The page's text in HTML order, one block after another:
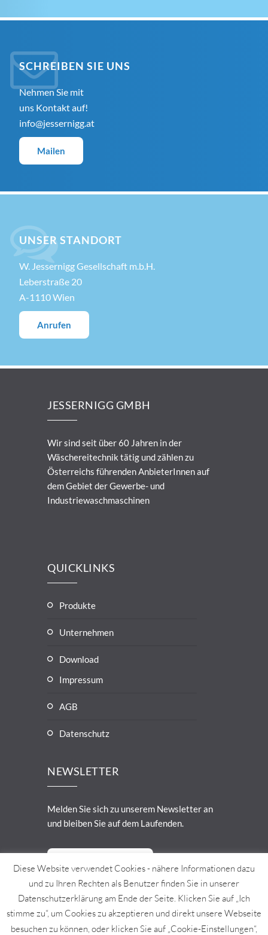
SCHREIBEN SIE UNS
Nehmen Sie mit
uns Kontakt auf!
info@jessernigg.at
Mailen
UNSER STANDORT
W. Jessernigg Gesellschaft m.b.H.
Leberstraße 20
A-1110 Wien
Anrufen
JESSERNIGG GMBH
Wir sind seit über 60 Jahren in der
Wäschereitechnik tätig und zählen zu
Österreichs führenden AnbieterInnen auf
dem Gebiet der Gewerbe- und
Industriewaschmaschinen
QUICKLINKS
Produkte
Unternehmen
Download
Impressum
AGB
Datenschutz
NEWSLETTER
Melden Sie sich zu unserem Newsletter an
und bleiben Sie auf dem Laufenden.
Zur Anmeldung
Diese Website verwendet Cookies - nähere Informationen dazu
und zu Ihren Rechten als Benutzer finden Sie in unserer
Datenschutzerklärung am Ende der Seite. Klicken Sie auf „Ich
stimme zu“, um Cookies zu akzeptieren und direkt unsere Webseite
besuchen zu können, oder klicken Sie auf „Cookie-Einstellungen“,